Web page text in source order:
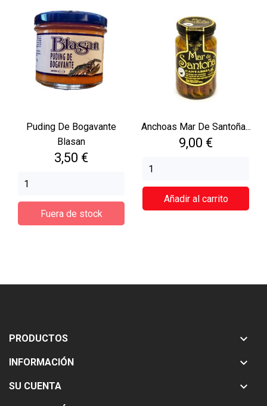
Puding De Bogavante
Blasan
Precio
3,50 €
Fuera de stock
Anchoas Mar De Santoña...
Precio
9,00 €
Añadir al carrito
PRODUCTOS 
INFORMACIÓN 
SU CUENTA 